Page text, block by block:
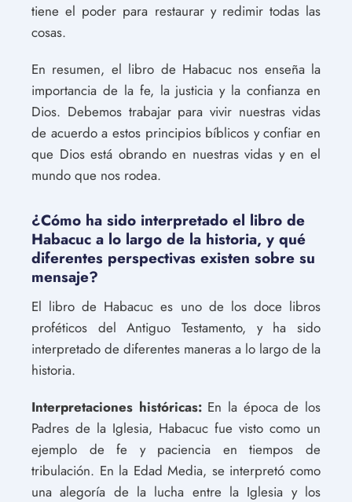
tiene el poder para restaurar y redimir todas las
cosas.
En resumen, el libro de Habacuc nos enseña la
importancia de la fe, la justicia y la confianza en
Dios. Debemos trabajar para vivir nuestras vidas
de acuerdo a estos principios bíblicos y confiar en
que Dios está obrando en nuestras vidas y en el
mundo que nos rodea.
¿Cómo ha sido interpretado el libro de
Habacuc a lo largo de la historia, y qué
diferentes perspectivas existen sobre su
mensaje?
El libro de Habacuc es uno de los doce libros
proféticos del Antiguo Testamento, y ha sido
interpretado de diferentes maneras a lo largo de la
historia.
Interpretaciones históricas:En la época de los
Padres de la Iglesia, Habacuc fue visto como un
ejemplo de fe y paciencia en tiempos de
tribulación. En la Edad Media, se interpretó como
una alegoría de la lucha entre la Iglesia y los